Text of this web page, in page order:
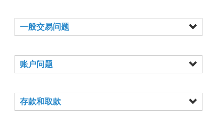
一般交易问题
账户问题
存款和取款